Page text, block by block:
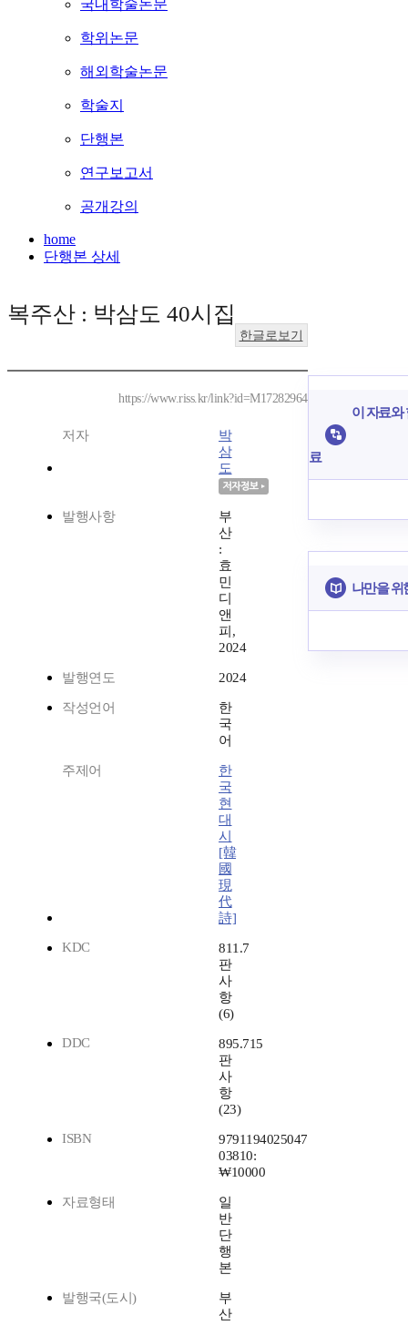
국내학술논문
학위논문
해외학술논문
학술지
단행본
연구보고서
공개강의
home
단행본 상세
복주산 : 박삼도 40시집
한글로보기
https://www.riss.kr/link?id=M17282964
저자
박
삼
도
발행사항
부
산
:
효
민
디
앤
피,
2024
발행연도 2024
작성언어
한
국
어
주제어
한
국
현
대
시
[韓
國
現
代
詩]
KDC
811.7
판
사
항
(6)
DDC
895.715
판
사
항
(23)
ISBN
9791194025047
03810:
₩10000
자료형태
일
반
단
행
본
발행국(도시)
부
산
이 자료와
료
나만을 위